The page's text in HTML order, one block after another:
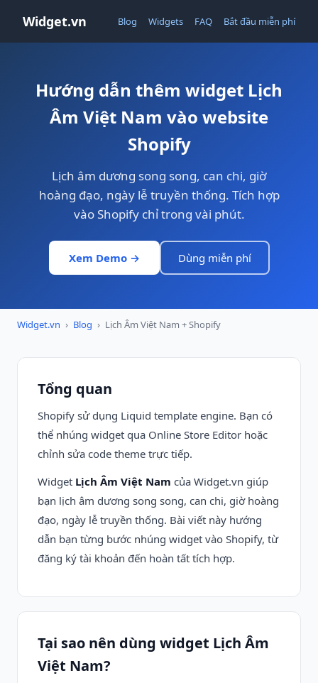
Widget.vn Blog Widgets FAQ Bắt đầu miễn phí
Hướng dẫn thêm widget Lịch
Âm Việt Nam vào website
Shopify
Lịch âm dương song song, can chi, giờ
hoàng đạo, ngày lễ truyền thống. Tích hợp
vào Shopify chỉ trong vài phút.
Xem Demo → Dùng miễn phí
Widget.vn › Blog › Lịch Âm Việt Nam + Shopify
Tổng quan
Shopify sử dụng Liquid template engine. Bạn có
thể nhúng widget qua Online Store Editor hoặc
chỉnh sửa code theme trực tiếp.
Widget Lịch Âm Việt Nam của Widget.vn giúp
bạn lịch âm dương song song, can chi, giờ hoàng
đạo, ngày lễ truyền thống. Bài viết này hướng
dẫn bạn từng bước nhúng widget vào Shopify, từ
đăng ký tài khoản đến hoàn tất tích hợp.
Tại sao nên dùng widget Lịch Âm
Việt Nam?